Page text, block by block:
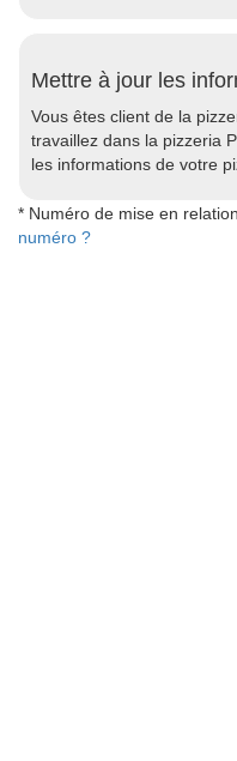
Mettre à jour les
Vous êtes client de la
travaillez dans la pizzeria
les informations de votre
* Numéro de mise en
numéro ?